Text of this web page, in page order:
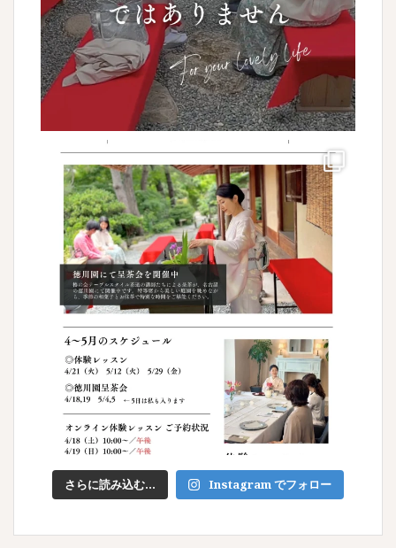
さらに読み込む... Instagram でフォロー